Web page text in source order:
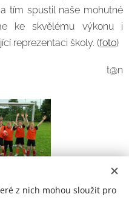
tím spustil naše mohutné
ke skvělému výkonu i
reprezentaci školy. (foto)
t@n
z nich mohou sloužit pro